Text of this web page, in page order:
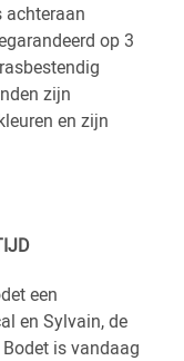
achteraan
op 3
zijn
en zijn
een
en Sylvain, de
is vandaag